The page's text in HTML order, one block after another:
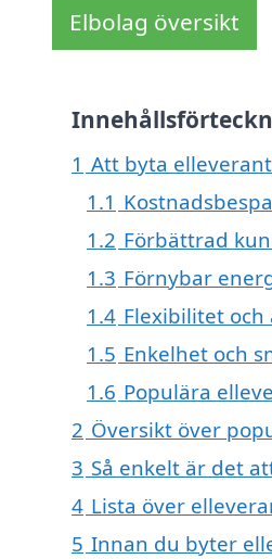
Elbolag översikt
1 Att byta
1.1
1.2 Förbättrad
1.3 Förnybar
1.4 Flexibilitet
1.5 Enkelhet och
1.6 Populära
2 Översikt över
3 Så enkelt är det
4 Lista över
5 Innan du byter